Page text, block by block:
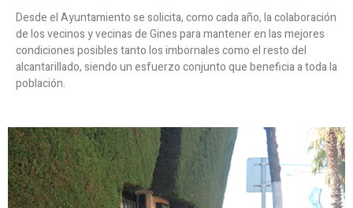
Desde el Ayuntamiento se solicita, como cada año, la colaboración
de los vecinos y vecinas de Gines para mantener en las mejores
condiciones posibles tanto los imbornales como el resto del
alcantarillado, siendo un esfuerzo conjunto que beneficia a toda la
población.